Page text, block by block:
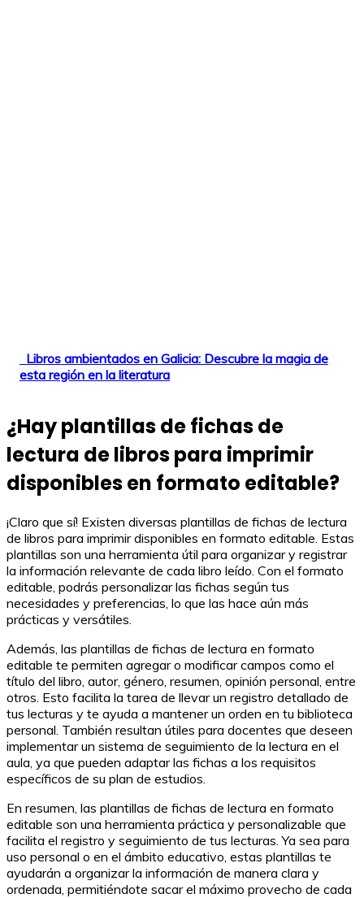
Libros ambientados en Galicia: Descubre la magia de
esta región en la literatura
¿Hay plantillas de fichas de
lectura de libros para imprimir
disponibles en formato editable?
¡Claro que sí! Existen diversas plantillas de fichas de lectura
de libros para imprimir disponibles en formato editable. Estas
plantillas son una herramienta útil para organizar y registrar
la información relevante de cada libro leído. Con el formato
editable, podrás personalizar las fichas según tus
necesidades y preferencias, lo que las hace aún más
prácticas y versátiles.
Además, las plantillas de fichas de lectura en formato
editable te permiten agregar o modificar campos como el
título del libro, autor, género, resumen, opinión personal, entre
otros. Esto facilita la tarea de llevar un registro detallado de
tus lecturas y te ayuda a mantener un orden en tu biblioteca
personal. También resultan útiles para docentes que deseen
implementar un sistema de seguimiento de la lectura en el
aula, ya que pueden adaptar las fichas a los requisitos
específicos de su plan de estudios.
En resumen, las plantillas de fichas de lectura en formato
editable son una herramienta práctica y personalizable que
facilita el registro y seguimiento de tus lecturas. Ya sea para
uso personal o en el ámbito educativo, estas plantillas te
ayudarán a organizar la información de manera clara y
ordenada, permitiéndote sacar el máximo provecho de cada